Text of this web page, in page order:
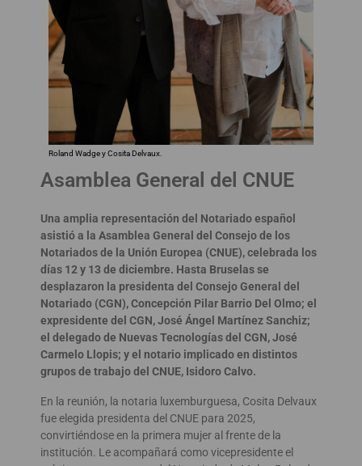
Roland Wadge y Cosita Delvaux.
Asamblea General del CNUE
Una amplia representación del Notariado español
asistió a la Asamblea General del Consejo de los
Notariados de la Unión Europea (CNUE), celebrada los
días 12 y 13 de diciembre. Hasta Bruselas se
desplazaron la presidenta del Consejo General del
Notariado (CGN), Concepción Pilar Barrio Del Olmo; el
expresidente del CGN, José Ángel Martínez Sanchiz;
el delegado de Nuevas Tecnologías del CGN, José
Carmelo Llopis; y el notario implicado en distintos
grupos de trabajo del CNUE, Isidoro Calvo.
En la reunión, la notaria luxemburguesa, Cosita Delvaux
fue elegida presidenta del CNUE para 2025,
convirtiéndose en la primera mujer al frente de la
institución. Le acompañará como vicepresidente el